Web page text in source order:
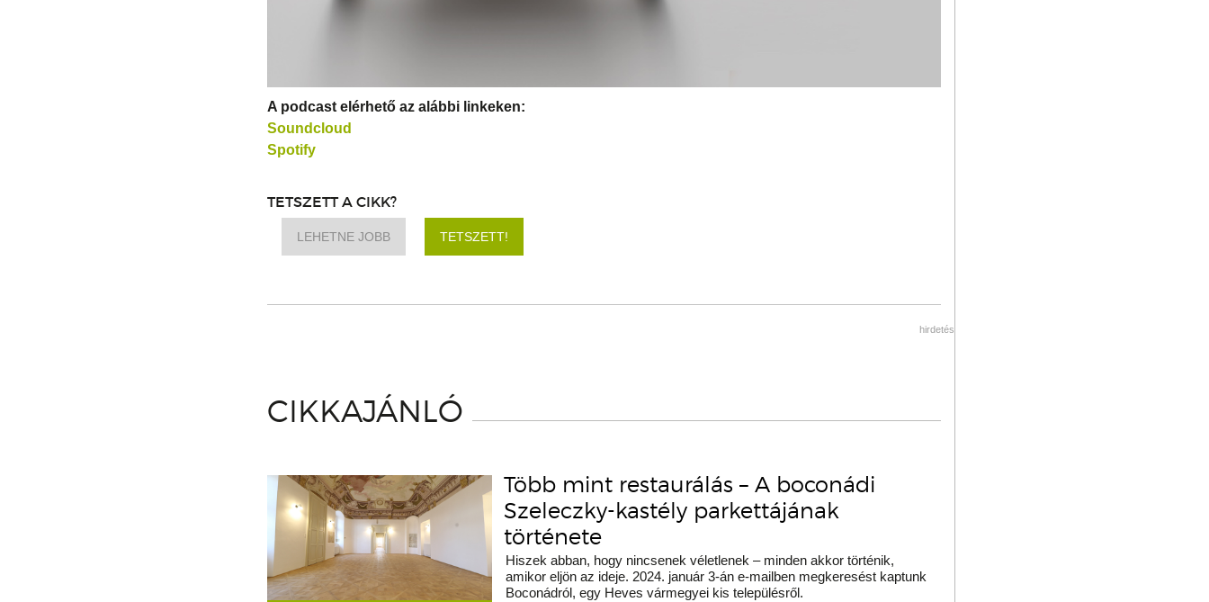
A podcast elérhető az alábbi linkeken:
Soundcloud
Spotify
TETSZETT A CIKK?
LEHETNE JOBB TETSZETT!
hirdetés
CIKKAJÁNLÓ
Több mint restaurálás – A boconádi
Szeleczky-kastély parkettájának
története
Hiszek abban, hogy nincsenek véletlenek – minden akkor történik,
amikor eljön az ideje. 2024. január 3-án e-mailben megkeresést kaptunk
Boconádról, egy Heves vármegyei kis településről.